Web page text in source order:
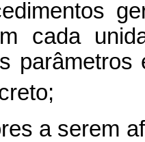
cada
a serem